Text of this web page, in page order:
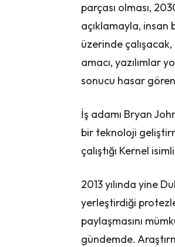
parçası olması,
açıklamayla, insan
üzerinde
amacı, yazılımlar
sonucu hasar
İş adamı Bryan
bir teknoloji
çalıştığı Kernel
2013 yılında yine
yerleştirdiği
paylaşmasını
gündemde.